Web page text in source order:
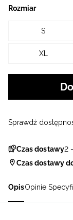
OpisOpinie
Rozmiar
S
XL
Czas dostawy2
Czas dostawy
Sprawdź